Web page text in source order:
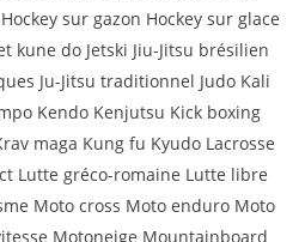
sur gazon Hockey sur glace
kune do Jetski Jiu-Jitsu brésilien
Ju-Jitsu traditionnel Judo Kali
Kendo Kenjutsu Kick boxing
maga Kung fu Kyudo Lacrosse
Lutte gréco-romaine Lutte libre
Moto cross Moto enduro Moto
Motoneige Mountainboard